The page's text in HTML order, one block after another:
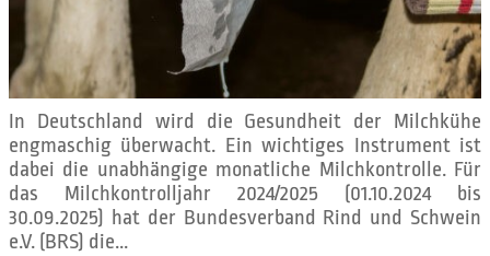
In Deutschland wird die Gesundheit der Milchkühe
engmaschig überwacht. Ein wichtiges Instrument ist
dabei die unabhängige monatliche Milchkontrolle. Für
das Milchkontrolljahr 2024/2025 (01.10.2024 bis
30.09.2025) hat der Bundesverband Rind und Schwein
e.V. (BRS) die...